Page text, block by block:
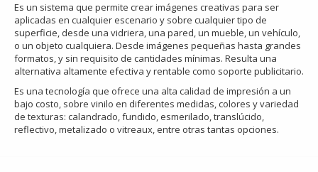
Es un sistema que permite crear imágenes creativas para ser
aplicadas en cualquier escenario y sobre cualquier tipo de
superficie, desde una vidriera, una pared, un mueble, un vehículo,
o un objeto cualquiera. Desde imágenes pequeñas hasta grandes
formatos, y sin requisito de cantidades mínimas. Resulta una
alternativa altamente efectiva y rentable como soporte publicitario.
Es una tecnología que ofrece una alta calidad de impresión a un
bajo costo, sobre vinilo en diferentes medidas, colores y variedad
de texturas: calandrado, fundido, esmerilado, translúcido,
reflectivo, metalizado o vitreaux, entre otras tantas opciones.